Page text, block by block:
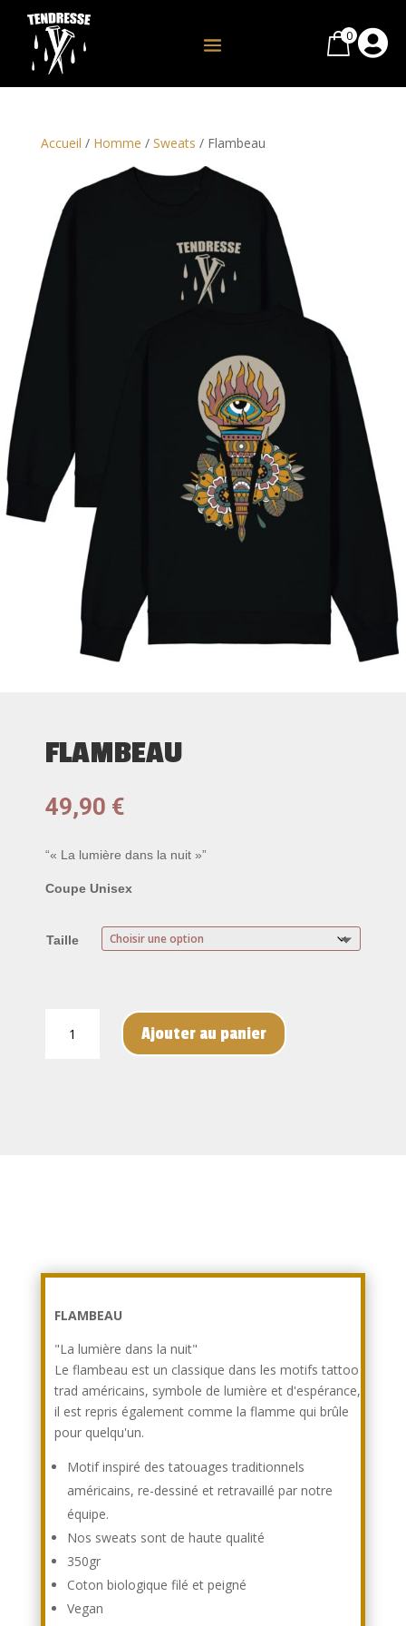
0 
Accueil / Homme / Sweats / Flambeau
FLAMBEAU
49,90 €
“« La lumière dans la nuit »”
Coupe Unisex
Taille
Ajouter au panier
FLAMBEAU
"La lumière dans la nuit"
Le flambeau est un classique dans les motifs tattoo
trad américains, symbole de lumière et d'espérance,
il est repris également comme la flamme qui brûle
pour quelqu'un.
Motif inspiré des tatouages traditionnels
américains, re-dessiné et retravaillé par notre
équipe.
Nos sweats sont de haute qualité
350gr
Coton biologique filé et peigné
Vegan